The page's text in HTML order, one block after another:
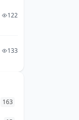
122
133
163